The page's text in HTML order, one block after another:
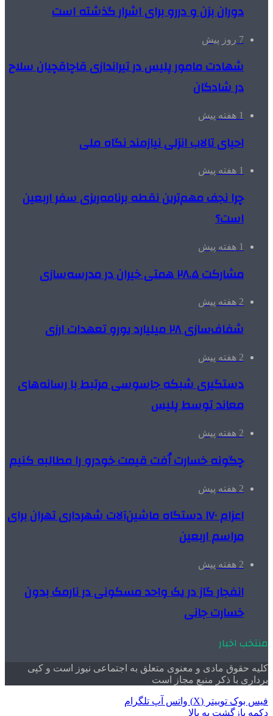
دوران بزن و دررو برای اشرار گذشته است
7 روز پیش
شهادت مامور پلیس در تیراندازی قاچاقچیان سلاح
در شادگان
1 هفته پیش
احیای تالاب انزلی نیازمند نگاه ملی
1 هفته پیش
چرا نجف مهم‌ترین نقطه برنامه‌ریزی سفر اربعین
است؟
1 هفته پیش
مشارکت ۲۸.۵ همتی خیران در مدرسه‌سازی
2 هفته پیش
شفاف‌سازی ۲۸ میلیارد یورو تعهدات ارزی
2 هفته پیش
دستگیری شبکه جاسوسی مرتبط با رسانه‌های
معاند توسط پلیس
2 هفته پیش
چگونه خسارت اُفت قیمت خودرو را مطالبه کنیم
2 هفته پیش
اعزام ۱۷۰ دستگاه ماشین‌آلات شهرداری تهران برای
مراسم اربعین
2 هفته پیش
انفجار گاز در یک واحد مسکونی در نارمک بدون
خسارت جانی
منتخب اخبار
کلیه حقوق مادی و معنوی متعلق به اجتماعی نیوز است و کپی
برداری با ذکر منبع مجاز است
فیس بوک توییتر (X) واتس آپ تلگرام
دکمه بازگشت به بالا